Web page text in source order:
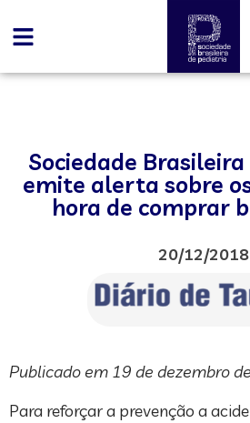
Sociedade
emite alerta sobre
hora de comprar
20/12/2018
Publicado em 19 de dezembro
Para reforçar a prevenção a